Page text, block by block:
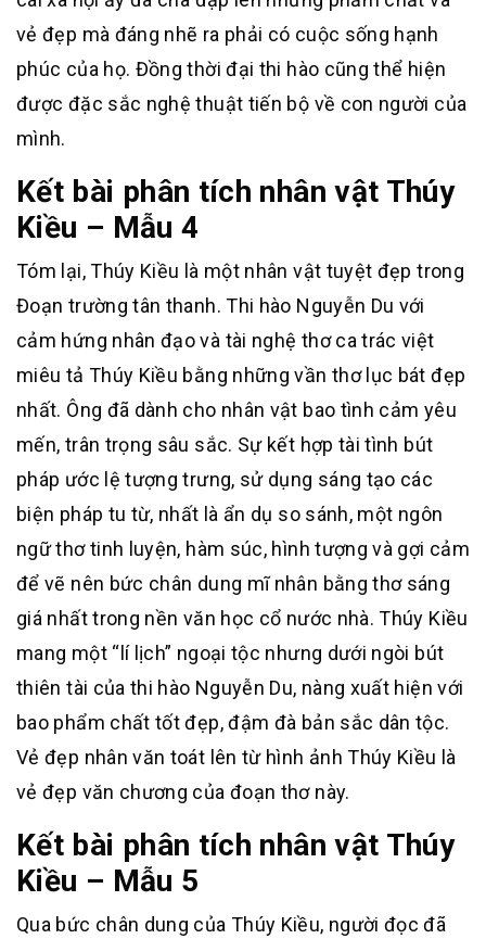
vẻ đẹp mà đáng nhẽ ra phải có cuộc sống hạnh
phúc của họ. Đồng thời đại thi hào cũng thể hiện
được đặc sắc nghệ thuật tiến bộ về con người của
mình.
Kết bài phân tích nhân vật Thúy
Kiều – Mẫu 4
Tóm lại, Thúy Kiều là một nhân vật tuyệt đẹp trong
Đoạn trường tân thanh. Thi hào Nguyễn Du với
cảm hứng nhân đạo và tài nghệ thơ ca trác việt
miêu tả Thúy Kiều bằng những vần thơ lục bát đẹp
nhất. Ông đã dành cho nhân vật bao tình cảm yêu
mến, trân trọng sâu sắc. Sự kết hợp tài tình bút
pháp ước lệ tượng trưng, sử dụng sáng tạo các
biện pháp tu từ, nhất là ẩn dụ so sánh, một ngôn
ngữ thơ tinh luyện, hàm súc, hình tượng và gợi cảm
để vẽ nên bức chân dung mĩ nhân bằng thơ sáng
giá nhất trong nền văn học cổ nước nhà. Thúy Kiều
mang một “lí lịch” ngoại tộc nhưng dưới ngòi bút
thiên tài của thi hào Nguyễn Du, nàng xuất hiện với
bao phẩm chất tốt đẹp, đậm đà bản sắc dân tộc.
Vẻ đẹp nhân văn toát lên từ hình ảnh Thúy Kiều là
vẻ đẹp văn chương của đoạn thơ này.
Kết bài phân tích nhân vật Thúy
Kiều – Mẫu 5
Qua bức chân dung của Thúy Kiều, người đọc đã